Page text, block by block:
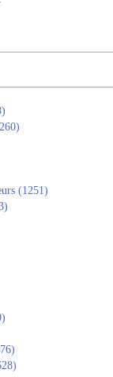
(1251)